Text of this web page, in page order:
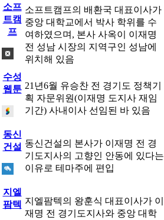
소프
트캠
프
소프트캠프의 배환국 대표이사가
중앙 대학교에서 박사 학위를 수
여하였으며, 본사 사옥이 이재명
전 성남 시장의 지역구인 성남에
위치해 있음
수성
웹툰 21년6월 유승찬 전 경기도 정책기
획 자문위원(이재명 도지사 재임
기간) 사내이사 선임된 바 있음
동신
건설 동신건설의 본사가 이재명 전 경
기도지사의 고향인 안동에 있다는
이유로 테마주에 편입
지엘
팜텍 지엘팜텍의 왕훈식 대표이사가 이
재명 전 경기도지사와 중앙 대학